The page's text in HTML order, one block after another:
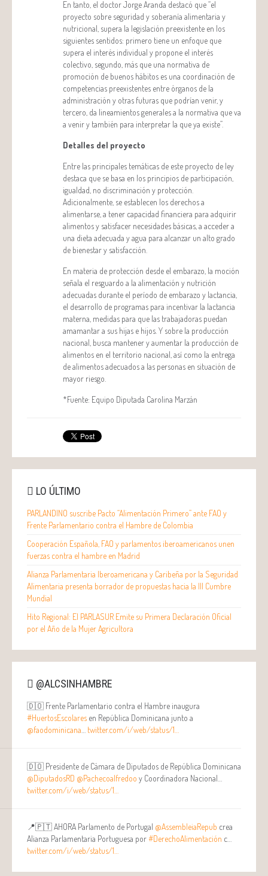
En tanto, el doctor Jorge Aranda destacó que “el
proyecto sobre seguridad y soberanía alimentaria y
nutricional, supera la legislación preexistente en los
siguientes sentidos: primero tiene un enfoque que
supera el interés individual y propone el interés
colectivo, segundo, más que una normativa de
promoción de buenos hábitos es una coordinación de
competencias preexistentes entre órganos de la
administración y otras futuras que podrían venir, y
tercero, da lineamientos generales a la normativa que va
a venir y también para interpretar la que ya existe”.
Detalles del proyecto
Entre las principales temáticas de este proyecto de ley
destaca que se basa en los principios de participación,
igualdad, no discriminación y protección.
Adicionalmente, se establecen los derechos a
alimentarse, a tener capacidad financiera para adquirir
alimentos y satisfacer necesidades básicas, a acceder a
una dieta adecuada y agua para alcanzar un alto grado
de bienestar y satisfacción.
En materia de protección desde el embarazo, la moción
señala el resguardo a la alimentación y nutrición
adecuadas durante el período de embarazo y lactancia,
el desarrollo de programas para incentivar la lactancia
materna, medidas para que las trabajadoras puedan
amamantar a sus hijas e hijos. Y sobre la producción
nacional, busca mantener y aumentar la producción de
alimentos en el territorio nacional, así como la entrega
de alimentos adecuados a las personas en situación de
mayor riesgo.
*Fuente: Equipo Diputada Carolina Marzán
LO ÚLTIMO
PARLANDINO suscribe Pacto “Alimentación Primero” ante FAO y
Frente Parlamentario contra el Hambre de Colombia
Cooperación Española, FAO y parlamentos iberoamericanos unen
fuerzas contra el hambre en Madrid
Alianza Parlamentaria Iberoamericana y Caribeña por la Seguridad
Alimentaria presenta borrador de propuestas hacia la III Cumbre
Mundial
Hito Regional: El PARLASUR Emite su Primera Declaración Oficial
por el Año de la Mujer Agricultora
@ALCSINHAMBRE
🇩🇴 Frente Parlamentario contra el Hambre inaugura
#HuertosEscolares en República Dominicana junto a
@faodominicana
twitter.com/i/web/status/1…
🇩🇴 Presidente de Cámara de Diputados de República Dominicana
@DiputadosRD @Pachecoalfredoo y Coordinadora Nacional…
twitter.com/i/web/status/1…
📍🇵🇹 AHORA Parlamento de Portugal @AssembleiaRepub crea
Alianza Parlamentaria Portuguesa por#DerechoAlimentación c…
twitter.com/i/web/status/1…